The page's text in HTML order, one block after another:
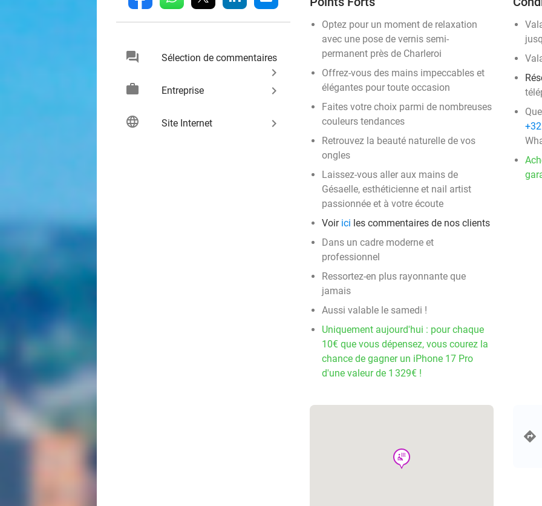
chat Sélection de commentaires
keyboard_arrow_right
work
Entreprise keyboard_arrow_right
language Site Internet keyboard_arrow_right
Optez pour un moment de relaxation
avec une pose de vernis semi-
permanent près de Charleroi
Offrez-vous des mains impeccables et
élégantes pour toute occasion
Faites votre choix parmi de nombreuses
couleurs tendances
Retrouvez la beauté naturelle de vos
ongles
Laissez-vous aller aux mains de
Gésaelle, esthéticienne et nail artist
passionnée et à votre écoute
Voir ici les commentaires de nos clients
Dans un cadre moderne et
professionnel
Ressortez-en plus rayonnante que
jamais
Aussi valable le samedi !
Uniquement aujourd'hui : pour chaque
10€ que vous dépensez, vous courez la
chance de gagner un iPhone 17 Pro
d'une valeur de 1 329€ !
wellness